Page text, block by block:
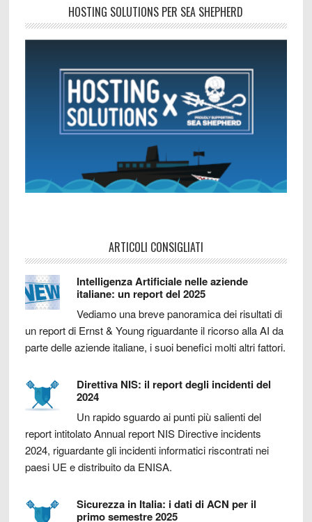
HOSTING SOLUTIONS PER SEA SHEPHERD
ARTICOLI CONSIGLIATI
Intelligenza Artificiale nelle aziende
italiane: un report del 2025
Vediamo una breve panoramica dei risultati di
un report di Ernst & Young riguardante il ricorso alla AI da
parte delle aziende italiane, i suoi benefici molti altri fattori.
Direttiva NIS: il report degli incidenti del
2024
Un rapido sguardo ai punti più salienti del
report intitolato Annual report NIS Directive incidents
2024, riguardante gli incidenti informatici riscontrati nei
paesi UE e distribuito da ENISA.
Sicurezza in Italia: i dati di ACN per il
primo semestre 2025